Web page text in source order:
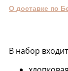
О доставке по
В набор